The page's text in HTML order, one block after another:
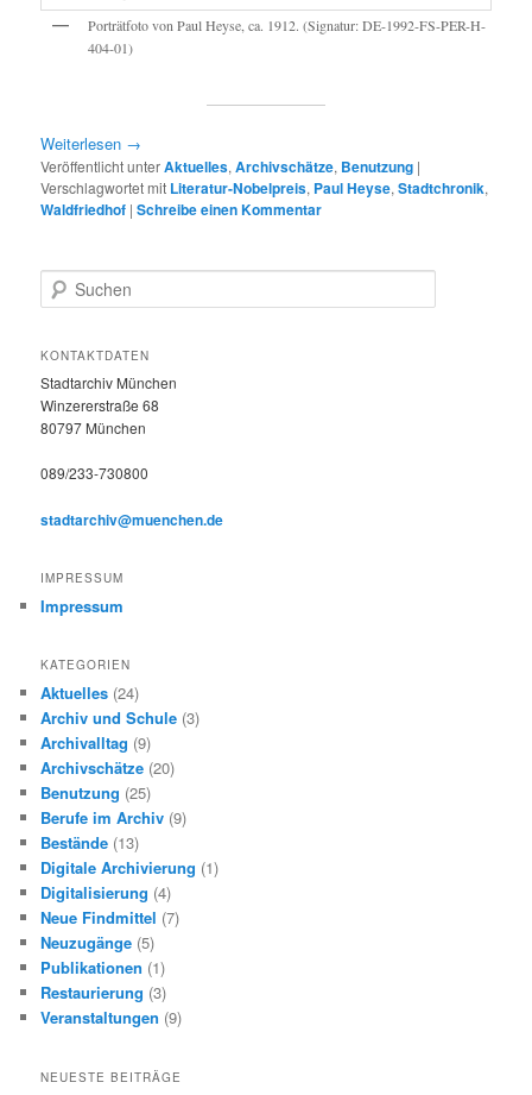
Porträtfoto von Paul Heyse, ca. 1912. (Signatur: DE-1992-FS-PER-H-
404-01)
Weiterlesen →
Veröffentlicht unterAktuelles,Archivschätze, Benutzung |
Verschlagwortet mit Literatur-Nobelpreis, Paul Heyse,Stadtchronik,
Waldfriedhof |Schreibe einen Kommentar
u
h
n
KONTAKTDATEN
Stadtarchiv München
Winzererstraße 68
80797 München
089/233-730800
stadtarchiv@muenchen.de
IMPRESSUM
Impressum
KATEGORIEN
Aktuelles (24)
Archiv und Schule (3)
Archivalltag (9)
Archivschätze (20)
Benutzung (25)
Berufe im Archiv (9)
Bestände (13)
Digitale Archivierung (1)
Digitalisierung (4)
Neue Findmittel (7)
Neuzugänge (5)
Publikationen (1)
Restaurierung (3)
Veranstaltungen (9)
NEUESTE BEITRÄGE